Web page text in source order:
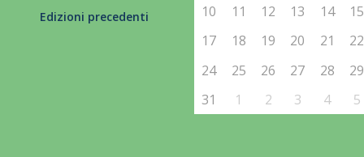
Edizioni precedenti
10
11 12 13 14
15
17
18 19 20 21
22
24
25 26 27 28
29
31
1 2 3 4 5